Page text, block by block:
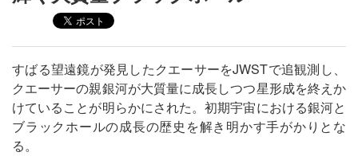
すばる望遠鏡が発見したクエーサーをJWSTで追観測し、
クエーサーの親銀河が大質量に成長しつつ星形成を終えか
けていることが明らかにされた。初期宇宙における銀河と
ブラックホールの成長の歴史を解き明かす手がかりとな
る。